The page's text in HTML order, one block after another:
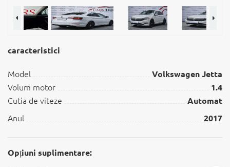
caracteristici
Model
Volkswagen Jetta
Volum motor
1.4
Cutia de viteze
Automat
Anul
2017
Opțiuni suplimentare: